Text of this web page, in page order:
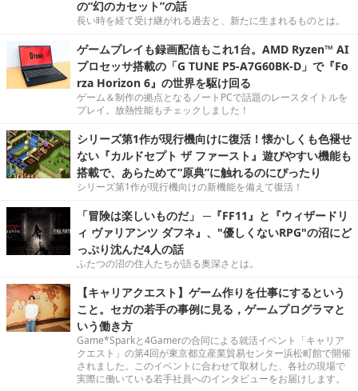
の“幻のカセット”の話
長い時を経て受け継がれる過去と、新たに生まれるものとは。
ゲームプレイも録画配信もこれ1台。AMD Ryzen™ AI
プロセッサ搭載の「G TUNE P5-A7G60BK-D」で『Fo
rza Horizon 6』の世界を駆け回る
ゲーム＆制作の拠点となるノートPCで話題のレースタイトルを
プレイ。放熱性能もチェックしました！
シリーズ第1作が現行機向けに復活！懐かしくも色褪せ
ない『カルドセプト ザ ファースト』遊びやすい機能も
搭載で、あらためて“原典”に触れるのにぴったり
シリーズ第1作が現行機向けの新機能を備えて復活！
「冒険は楽しいものだ」 ─『FF11』と『ウィザードリ
ィ ヴァリアンツ ダフネ』、"優しくないRPG"の沼にど
っぷり沈んだ4人の話
ふたつの沼の住人たちが語る奥深さとは。
【キャリアクエスト】ゲーム作りを仕事にするという
こと。セガの若手の事例に見る，ゲームプログラマと
いう働き方
Game*Sparkと4Gamerの合同による就活イベント「キャリア
クエスト」の第4回が東京都立産業貿易センター浜松町館で開催
されました。このイベントに合わせて取材した、各社の現場で
実際に働いている若手社員へのインタビューをお届けします。